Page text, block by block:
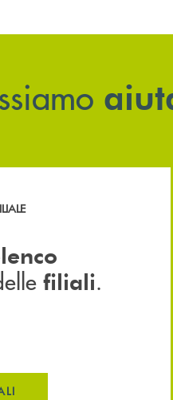
delle filiali .
filiali.